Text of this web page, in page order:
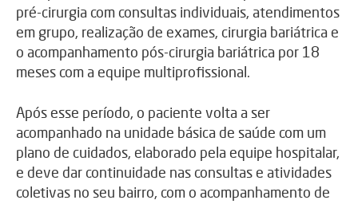
pré-cirurgia com consultas individuais, atendimentos
em grupo, realização de exames, cirurgia bariátrica e
o acompanhamento pós-cirurgia bariátrica por 18
meses com a equipe multiprofissional.
Após esse período, o paciente volta a ser
acompanhado na unidade básica de saúde com um
plano de cuidados, elaborado pela equipe hospitalar,
e deve dar continuidade nas consultas e atividades
coletivas no seu bairro, com o acompanhamento de